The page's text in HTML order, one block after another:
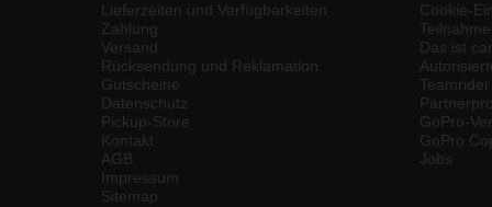
Lieferzeiten und Verfügbarkeiten
Zahlung
Versand
Rücksendung und Reklamation
Gutscheine
Datenschutz
Pickup-Store
Kontakt
AGB
Impressum
Sitemap
Cookie-
Das ist
Teamrider
GoPro-
GoPro
Jobs